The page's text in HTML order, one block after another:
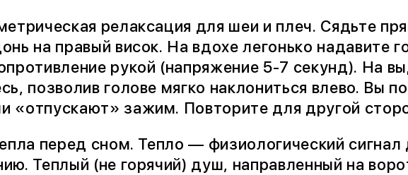
релаксация для шеи и плеч. Сядьте
на правый висок. На вдохе легонько надавите
рукой (напряжение 5-7 секунд). На
позволив голове мягко наклониться влево. Вы
«отпускают» зажим. Повторите для другой
перед сном. Тепло — физиологический
Теплый (не горячий) душ, направленный на